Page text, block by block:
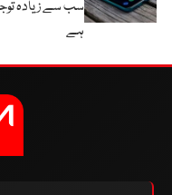
سب سے زیادہ
ہے